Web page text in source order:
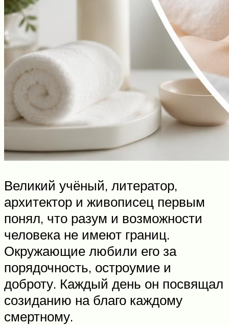
Великий учёный, литератор,
архитектор и живописец первым
понял, что разум и возможности
человека не имеют границ.
Окружающие любили его за
порядочность, остроумие и
доброту. Каждый день он посвящал
созиданию на благо каждому
смертному.